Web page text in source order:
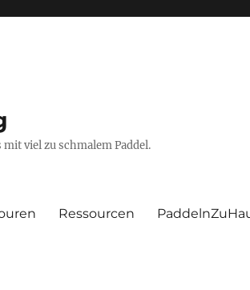
viel zu schmalem Paddel.
Ressourcen